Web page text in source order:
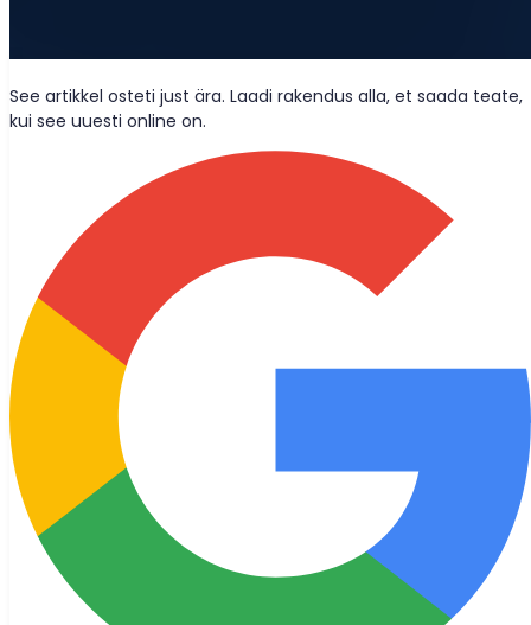
See artikkel osteti just ära. Laadi rakendus alla, et saada teate,
kui see uuesti online on.
Saame sõpradeks?
Jää kursis uusimate uudiste, blogipostituste ja tooteuuenduste
kuulutustega otse oma postkasti.
© 2026 Bought Oy
Meediapäringud
Tugi
support@bought.app
Küpsise seaded Kasutustingimused Privaatsuspoliitika